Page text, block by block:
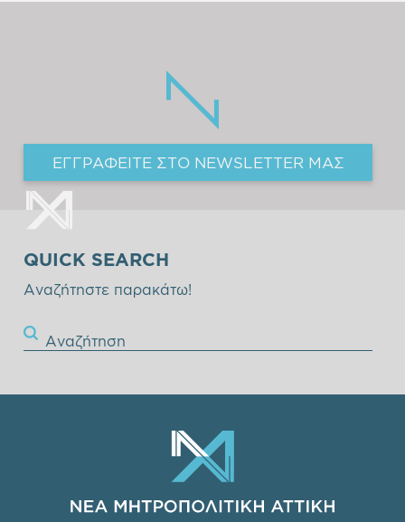
ΕΓΓΡΑΦΕΙΤΕ ΣΤΟ NEWSLETTER ΜΑΣ
QUICK SEARCH
Αναζήτηστε παρακάτω!
Αναζήτηση